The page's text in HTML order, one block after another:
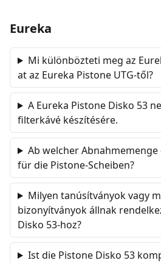
Eureka
Mi különbözteti meg az
at az Eureka Pistone UTG-től?
A Eureka Pistone Disko 53
filterkávé készítésére.
Ab welcher
für die Pistone-Scheiben?
Milyen tanúsítványok vagy
bizonyítványok állnak
Disko 53-hoz?
Ist die Pistone Disko 53